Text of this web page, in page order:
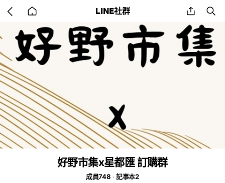
back
home
LINE社群 share
好野市集x星都匯 訂購群
成員748 記事本2